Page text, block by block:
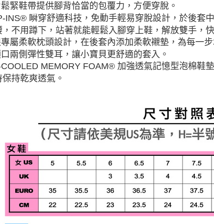
緊鞋帶提供腳背恰當的包覆力，方便穿脫。
INS® 瞬穿舒適科技，免動手輕易穿脫設計，於後套
，不用蹲下，站著就能輕鬆入腳穿上鞋，解放雙手，
屬柔軟枕頭設計，在後套內添加柔軟襯墊，為每一
兩側彈性雙耳，讓小寶貝更舒適的套入。
MEMORY FOAM® 加強透氣記憶型泡棉鞋
持乾爽透氣。